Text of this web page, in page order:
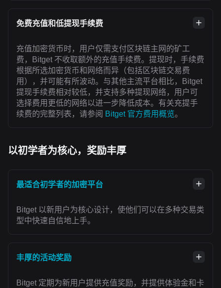
免费充值和低提现手续费
充值加密货币时，用户仅需支付区块链主网的矿工
费，Bitget 不收取额外的充值手续费。提现时，手续费
根据所选加密货币和网络而异（包括区块链交易费
用），并可能有所波动。与其他主流平台相比，Bitget
提现手续费相对较低，并支持多种提现网络，用户可
选择费用更低的网络以进一步降低成本。有关充提手
续费的完整列表，请参阅 Bitget 官方费用概览。
以初学者为核心，奖励丰厚
最适合初学者的加密平台
Bitget 以新用户为核心设计，使他们可以在多种交易类
型中快速自信地上手。
丰厚的活动奖励
Bitget 定期为新用户提供充值奖励，并提供体验金和卡